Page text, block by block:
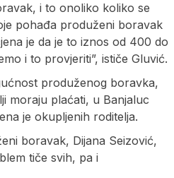
i to onoliko koliko se
pohađa produženi boravak
je da je to iznos od 400 do
i to provjeriti”, ističe Gluvić.
produženog boravka,
moraju plaćati, u Banjaluc
je okupljenih roditelja.
boravak, Dijana Seizović,
tiče svih, pa i